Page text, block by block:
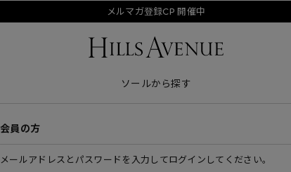
メルマガ登録CP 開催中
ソールから探す
会員の方
メールアドレスとパスワードを入力してログインしてください。